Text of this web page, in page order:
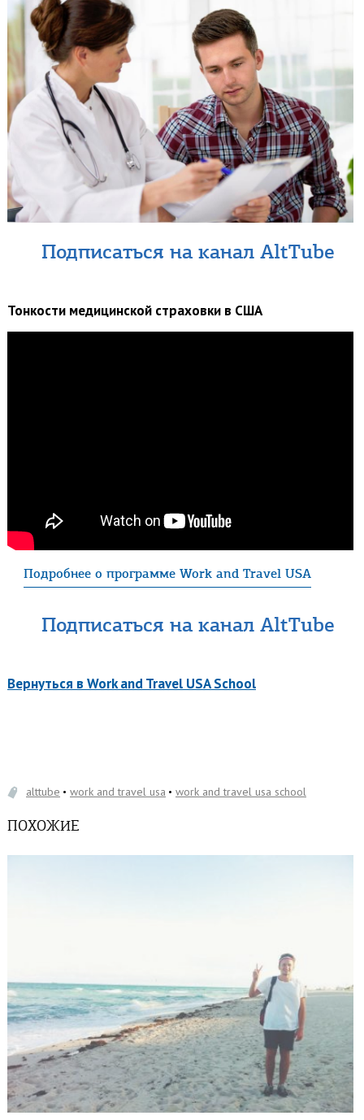
Подписаться на канал AltTube
Тонкости медицинской страховки в США
Подробнее о программе Work and Travel USA
Подписаться на канал AltTube
Вернуться в Work and Travel USA School
alttube work and travel usa work and travel usa school
ПОХОЖИЕ